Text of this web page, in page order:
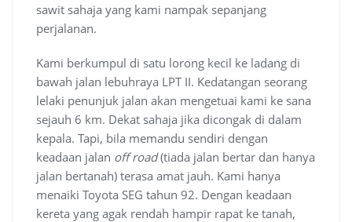
sawit sahaja yang kami nampak sepanjang
perjalanan.
Kami berkumpul di satu lorong kecil ke ladang di
bawah jalan lebuhraya LPT II. Kedatangan seorang
lelaki penunjuk jalan akan mengetuai kami ke sana
sejauh 6 km. Dekat sahaja jika dicongak di dalam
kepala. Tapi, bila memandu sendiri dengan
keadaan jalan off road(tiada jalan bertar dan hanya
jalan bertanah) terasa amat jauh. Kami hanya
menaiki Toyota SEG tahun 92. Dengan keadaan
kereta yang agak rendah hampir rapat ke tanah,